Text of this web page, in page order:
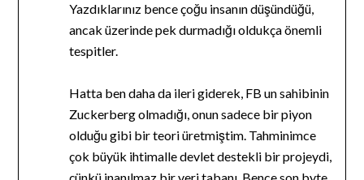
Yazdıklarınız bence çoğu insanın düşündüğü,
ancak üzerinde pek durmadığı oldukça önemli
tespitler.
Hatta ben daha da ileri giderek, FB un sahibinin
Zuckerberg olmadığı, onun sadece bir piyon
olduğu gibi bir teori üretmiştim. Tahminimce
çok büyük ihtimalle devlet destekli bir projeydi,